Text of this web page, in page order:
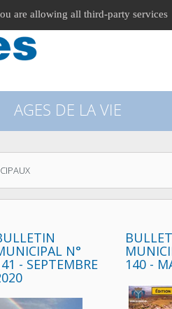
recherche
AGES DE LA VIE
N°
- SEPTEMBRE 140 -
are allowing all third-party services